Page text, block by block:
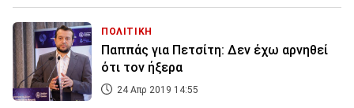
ΠΟΛΙΤΙΚΗ
Παππάς για Πετσίτη: Δεν έχω αρνηθεί
ότι τον ήξερα
24 Απρ 2019 14:55